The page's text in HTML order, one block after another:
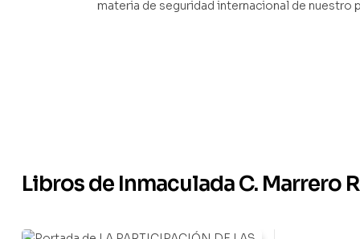
materia de seguridad internacional de nuestro
Libros de Inmaculada C. Marrero